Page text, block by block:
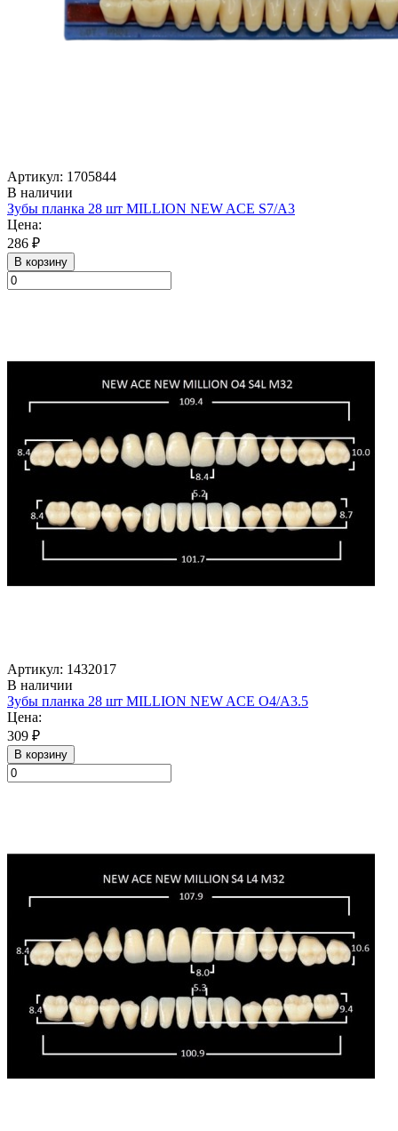
Артикул: 1705844
В наличии
Зубы планка 28 шт MILLION NEW ACE S7/A3
Цена:
286 ₽
В корзину
Артикул: 1432017
В наличии
Зубы планка 28 шт MILLION NEW ACE O4/A3.5
Цена:
309 ₽
В корзину